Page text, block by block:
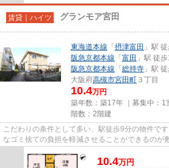
賃貸｜ハイツ グランモア宮田
東海道本線 「 摂津富田 」駅
阪急京都本線 「 富田 」駅 徒
阪急京都本線 「 総持寺 」駅
大阪府高槻市宮田町 ３丁目
10.4万円
築年数：築17年 ｜募集中： 1
階数：2階建
こだわりの条件として多い、駅徒歩9分の物件で
なゴミ捨ての負担を軽減させることができるのが
10.4万円